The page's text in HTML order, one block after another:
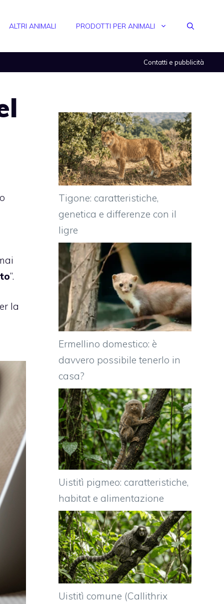
ALTRI ANIMALI PRODOTTI PER ANIMALI
Contatti e pubblicità
”.
la
Tigone: caratteristiche,
genetica e differenze con il
ligre
Ermellino domestico: è
davvero possibile tenerlo in
casa?
Uistitì pigmeo: caratteristiche,
habitat e alimentazione
Uistitì comune (Callithrix